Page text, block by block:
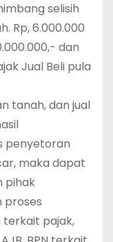
selisih
Rp, 6.000.000
dan
Jual Beli pula
tanah, dan jual
penyetoran
maka dapat
pihak
proses
terkait pajak,